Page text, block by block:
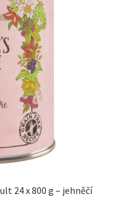
24 x 800 g – jehněčí